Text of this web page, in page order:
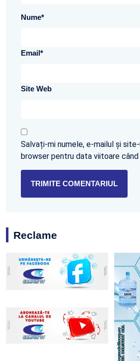
Nume*
Email*
Site Web
Salvați-mi numele, e-mailul și
browser pentru data viitoare
Reclame